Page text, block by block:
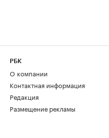
РБК
О компании
Контактная информация
Редакция
Размещение рекламы